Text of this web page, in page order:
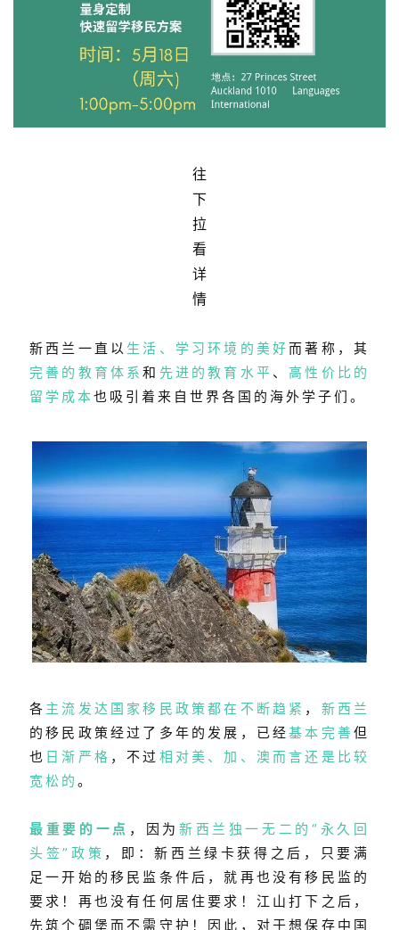
往
下
拉
看
详
情
新西兰一直以 生活、学习环境的美好而著称，其
完善的教育体系和 先进的教育水平 、 高性价比的
留学成本也吸引着来自世界各国的海外学子们。
各 主流发达国家移民政策都在不断趋紧 ， 新西兰
的移民政策经过了多年的发展，已经基本完善但
也 日渐严格 ，不过 相对美、加、澳而言还是比较
宽松的 。
最重要的一点 ，因为 新西兰独一无二的“永久回
头签”政策 ，即：新西兰绿卡获得之后，只要满
足一开始的移民监条件后，就再也没有移民监的
要求！再也没有任何居住要求！江山打下之后，
先筑个碉堡而不需守护！因此，对于想保存中国